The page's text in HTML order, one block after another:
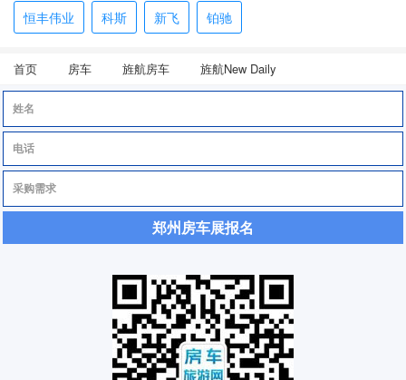
恒丰伟业 科斯 新飞 铂驰
首页 房车 旌航房车 旌航New Daily
郑州房车展报名